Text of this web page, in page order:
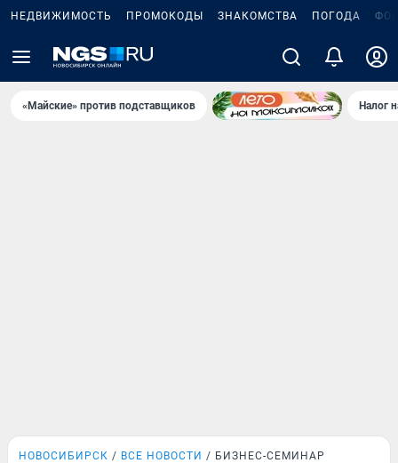
НЕДВИЖИМОСТЬ ПРОМОКОДЫ ЗНАКОМСТВА ПОГОДА
«Майские» против подставщиков Налог
НОВОСИБИРСК ВСЕ НОВОСТИ БИЗНЕС-СЕМИНАР